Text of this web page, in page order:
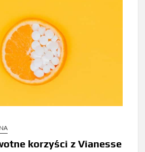
korzyści z Vianesse